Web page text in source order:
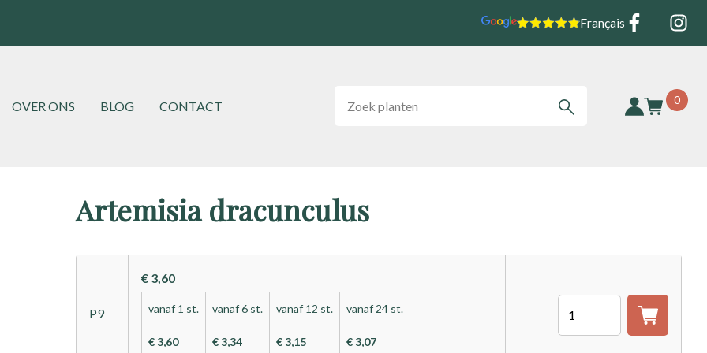
Français Social
0
Hoofdnavigatie
OVER ONS BLOG CONTACT
Artemisia dracunculus
P9
€ 3,60
vanaf 1 st.
€ 3,60
vanaf 6 st.
€ 3,34
vanaf 12 st.
€ 3,15
vanaf 24 st.
€ 3,07